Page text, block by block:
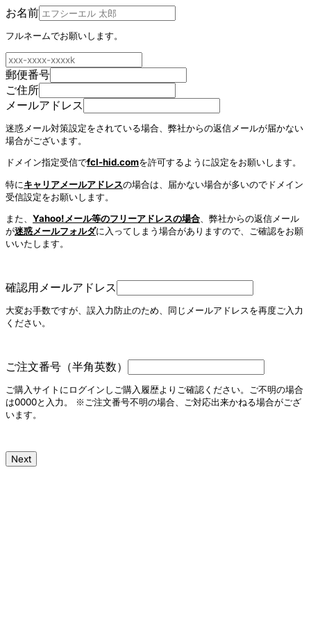
お名前
フルネームでお願いします。
郵便番号
ご住所
メールアドレス
迷惑メール対策設定をされている場合、弊社からの返信メールが届かない
場合がございます。
ドメイン指定受信でfcl-hid.comを許可するように設定をお願いします。
特にキャリアメールアドレスの場合は、届かない場合が多いのでドメイン
受信設定をお願いします。
また、 Yahoo!メール等のフリーアドレスの場合 、弊社からの返信メール
が迷惑メールフォルダに入ってしまう場合がありますので、ご確認をお願
いいたします。
確認用メールアドレス
大変お手数ですが、誤入力防止のため、同じメールアドレスを再度ご入力
ください。
ご注文番号（半角英数）
ご購入サイトにログインしご購入履歴よりご確認ください。ご不明の場合
は0000と入力。 ※ご注文番号不明の場合、ご対応出来かねる場合がござ
います。
Next